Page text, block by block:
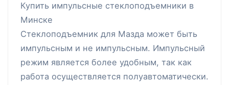
Купить импульсные стеклоподъемники в
Минске
Стеклоподъемник для Мазда может быть
импульсным и не импульсным. Импульсный
режим является более удобным, так как
работа осуществляется полуавтоматически.